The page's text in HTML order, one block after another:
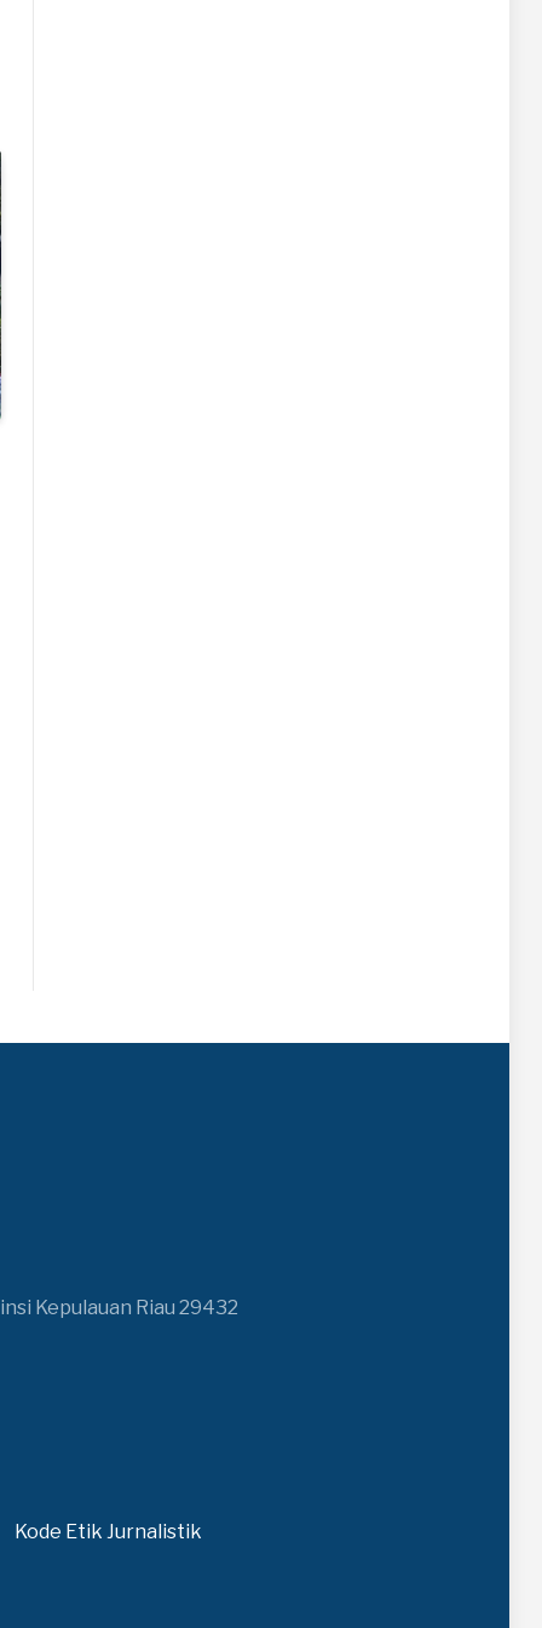
Kepulauan Riau 29432
Kode Etik Jurnalistik